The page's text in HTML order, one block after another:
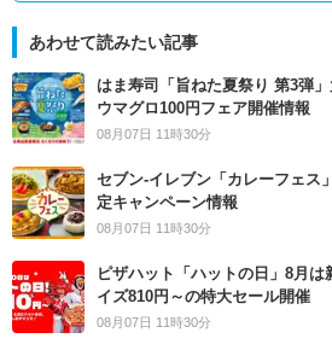
あわせて読みたい記事
はま寿司「旨ねた夏祭り 第3弾
ウマグロ100円フェア開催情報
08月07日 11時30分
セブン‐イレブン「カレーフェス
定キャンペーン情報
08月07日 11時30分
ピザハット「ハットの日」8月
イズ810円～の特大セール開催
08月07日 11時30分